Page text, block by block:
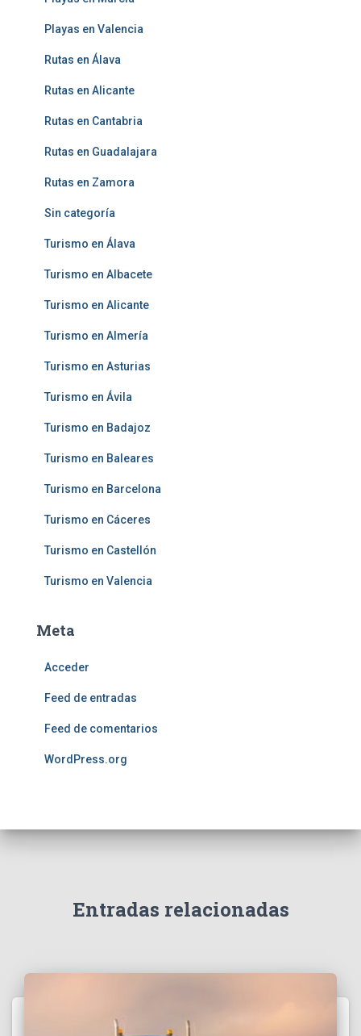
Playas en Valencia
Rutas en Álava
Rutas en Alicante
Rutas en Cantabria
Rutas en Guadalajara
Rutas en Zamora
Sin categoría
Turismo en Álava
Turismo en Albacete
Turismo en Alicante
Turismo en Almería
Turismo en Asturias
Turismo en Ávila
Turismo en Badajoz
Turismo en Baleares
Turismo en Barcelona
Turismo en Cáceres
Turismo en Castellón
Turismo en Valencia
Meta
Acceder
Feed de entradas
Feed de comentarios
WordPress.org
Entradas relacionadas